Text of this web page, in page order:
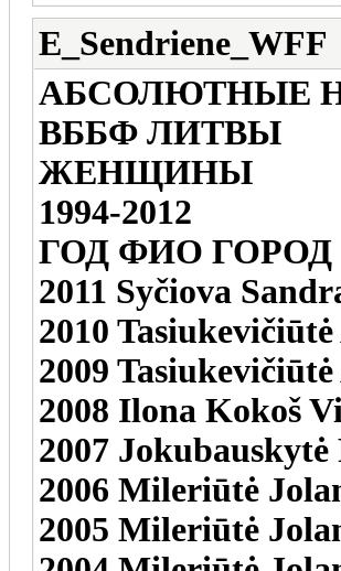
E_Sendriene_WFF
АБСОЛЮТНЫЕ
ВББФ ЛИТВЫ
ЖЕНЩИНЫ
1994-2012
ГОД ФИО ГОРОД
2011 Syčiova
2010
2009
2008 Ilona Kokoš
2007
2006 Mileriūtė
2005 Mileriūtė